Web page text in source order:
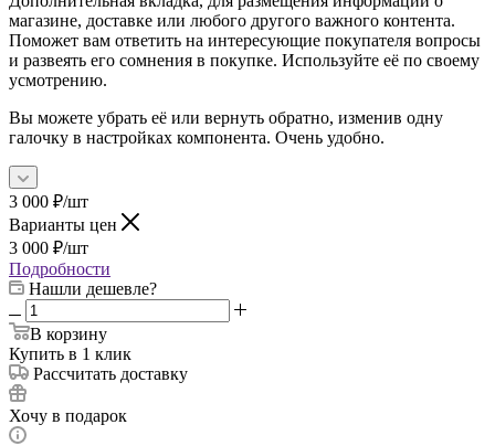
магазине, доставке или любого другого важного контента.
Поможет вам ответить на интересующие покупателя вопросы
и развеять его сомнения в покупке. Используйте её по своему
усмотрению.
Вы можете убрать её или вернуть обратно, изменив одну
галочку в настройках компонента. Очень удобно.
3 000 ₽/шт
Варианты цен
3 000 ₽/шт
Подробности
Нашли дешевле?
В корзину
Купить в 1 клик
Рассчитать доставку
Хочу в подарок